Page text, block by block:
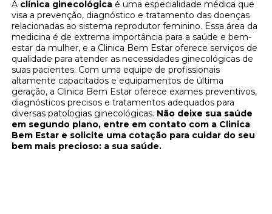
A clínica ginecológica é uma especialidade médica que
visa a prevenção, diagnóstico e tratamento das doenças
relacionadas ao sistema reprodutor feminino. Essa área da
medicina é de extrema importância para a saúde e bem-
estar da mulher, e a Clinica Bem Estar oferece serviços de
qualidade para atender as necessidades ginecológicas de
suas pacientes. Com uma equipe de profissionais
altamente capacitados e equipamentos de última
geração, a Clinica Bem Estar oferece exames preventivos,
diagnósticos precisos e tratamentos adequados para
diversas patologias ginecológicas. Não deixe sua saúde
em segundo plano, entre em contato com a Clinica
Bem Estar e solicite uma cotação para cuidar do seu
bem mais precioso: a sua saúde.